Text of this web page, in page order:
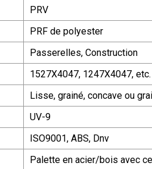
PRV
PRF de polyester
Passerelles, Construction
1527X4047, 1247X4047, etc.
Lisse, grainé, concave ou
UV-9
ISO9001, ABS, Dnv
Palette en acier/bois avec